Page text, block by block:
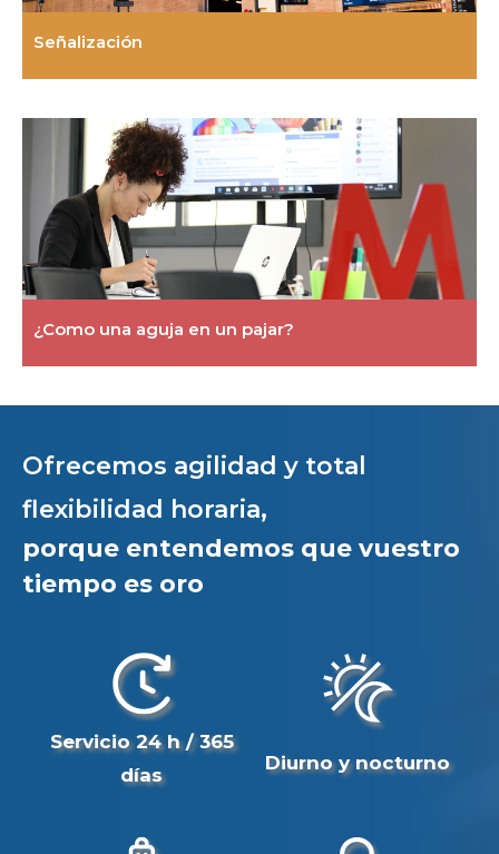
Señalización
¿Como una aguja en un pajar?
Ofrecemos agilidad y total
flexibilidad horaria,
porque entendemos que vuestro
tiempo es oro
Servicio 24 h / 365
días
Diurno y nocturno